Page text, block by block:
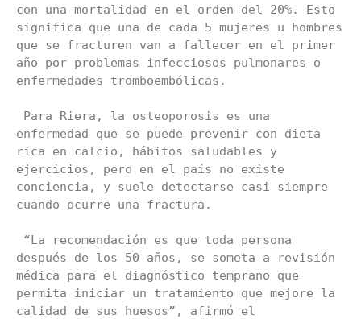
con una mortalidad en el orden del 20%. Esto
significa que una de cada 5 mujeres u hombres
que se fracturen van a fallecer en el primer
año por problemas infecciosos pulmonares o
enfermedades tromboembólicas.
enfermedad que se puede prevenir con dieta
rica en calcio, hábitos saludables y
ejercicios, pero en el país no existe
conciencia, y suele detectarse casi siempre
cuando ocurre una fractura.
después de los 50 años, se someta a revisión
médica para el diagnóstico temprano que
permita iniciar un tratamiento que mejore la
calidad de sus huesos”, afirmó el